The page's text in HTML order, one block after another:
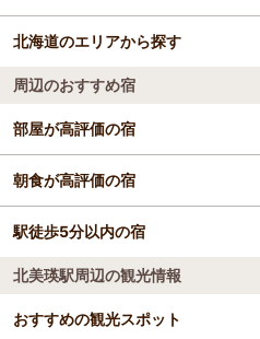
美瑛駅
上富良野駅
美馬牛駅
西中駅
大和ハウスプレミストドーム
札幌市時計台
白い恋人パーク
北海道庁旧本庁舎(赤れんが庁舎)
新千歳空港
女満別空港
釧路空港（たんちょう釧路空港）
帯広空港（とかち帯広空港）
北海道のエリアから探す
札幌
釧路・阿寒・根室・川湯・屈斜路
富良野・美瑛・トマム
周辺のおすすめ宿
部屋が高評価の宿
ＦＵＲＡＮＯ ＮＡＴ
リゾートイン ノースカ
朝食が高評価の宿
リゾートイン ノースカ
トマム ザ・タワー by
駅徒歩5分以内の宿
ＦＵＲＡＮＯ ＮＡＴ
北美瑛駅周辺の観光情報
おすすめの観光スポット